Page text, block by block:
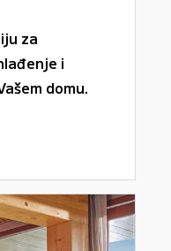
za
i
domu.